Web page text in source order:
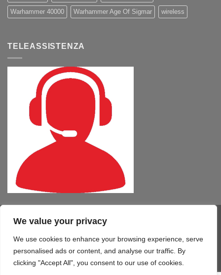
We value your privacy
We use cookies to enhance your browsing experience, serve
personalised ads or content, and analyse our traffic. By
clicking "Accept All", you consent to our use of cookies.
Warhammer 40000 Warhammer Age Of Sigmar wireless
TELEASSISTENZA
Visa PayPal MasterCard
Delivery
COMPUTER – TABLET – SMARTPHONE SOFTWARE
SERVIZI
STAMPA 3D
TELEFONIA CONTATTI
Copyright 2026 ©Mono Informatica S.r.l.c.r.